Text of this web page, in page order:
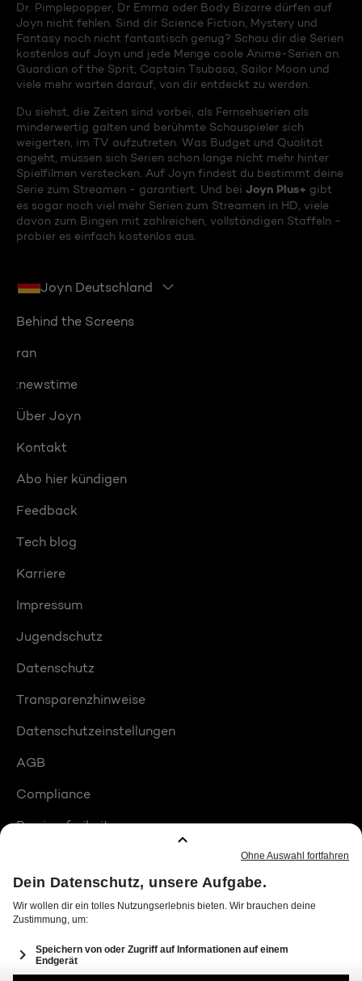
Dr. Pimplepopper, Dr Emma oder Body Bizarre dürfen auf
Joyn nicht fehlen. Sind dir Science Fiction, Mystery und
Fantasy noch nicht fantastisch genug? Schau dir die Serien
kostenlos auf Joyn und jede Menge coole Anime-Serien an.
Guardian of the Sprit, Captain Tsubasa, Sailor Moon und
viele mehr warten darauf, von dir entdeckt zu werden.
Du siehst, die Zeiten sind vorbei, als Fernsehserien als
minderwertig galten und berühmte Schauspieler sich
weigerten, im TV aufzutreten. Was Budget und Qualität
angeht, müssen sich Serien schon lange nicht mehr hinter
Spielfilmen verstecken. Auf Joyn findest du bestimmt deine
Serie zum Streamen - garantiert. Und bei Joyn Plus+ gibt
es sogar noch viel mehr Serien zum Streamen in HD, viele
davon zum Bingen mit zahlreichen, vollständigen Staffeln -
probier es einfach kostenlos aus.
Joyn Deutschland
Behind the Screens
ran
:newstime
Über Joyn
Kontakt
Abo hier kündigen
Feedback
Tech blog
Karriere
Impressum
Jugendschutz
Datenschutz
Transparenzhinweise
Datenschutzeinstellungen
AGB
Compliance
Barrierefreiheit